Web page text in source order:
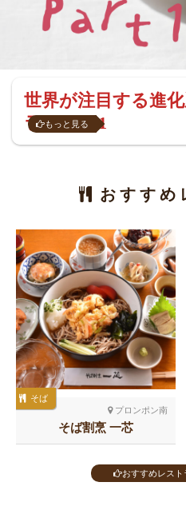
世界が注目する進
ラン Part1
もっと見る
おすすめ
プロンポン南
そば
そば割烹 一芯
おすすめレスト